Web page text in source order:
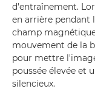
d'entraînement.
en arrière pendant
champ
mouvement de la
pour mettre
poussée élevée et
silencieux.